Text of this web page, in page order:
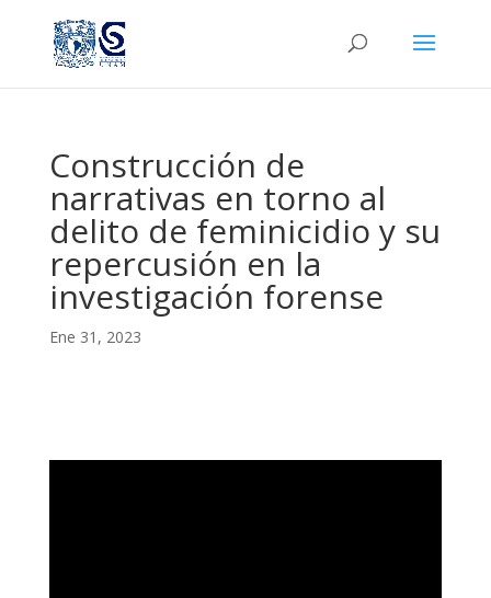
Construcción de
narrativas en torno al
delito de feminicidio y su
repercusión en la
investigación forense
Ene 31, 2023